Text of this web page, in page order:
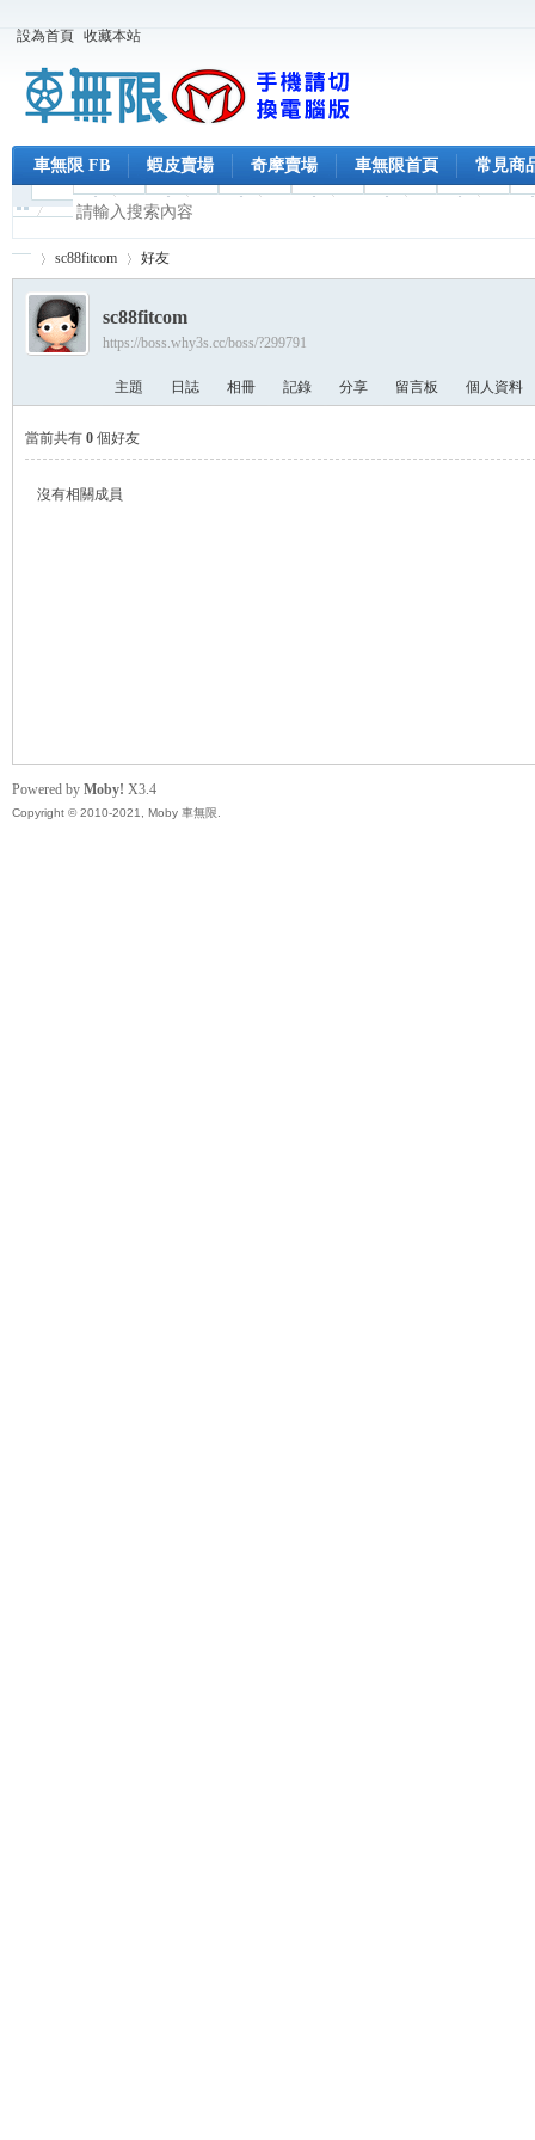
設為首頁 收藏本站
車無限 FB 蝦皮賣場 奇摩賣場 車無限首頁 常見商
›
sc88fitcom 好友
sc88fitcom
https://boss.why3s.cc/boss/?299791
主題 日誌 相冊 記錄 分享 留言板 個人資料
當前共有 0 個好友
沒有相關成員
Powered by Moby! X3.4
Copyright © 2010-2021, Moby 車無限.